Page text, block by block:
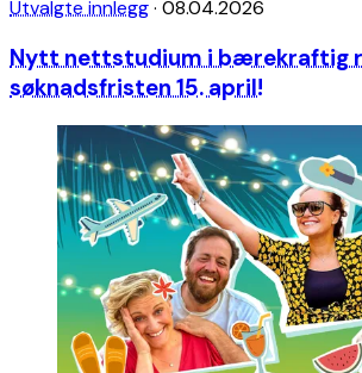
Utvalgte innlegg· 08.04.2026
Nytt nettstudium i bærekraftig
søknadsfristen 15. april!